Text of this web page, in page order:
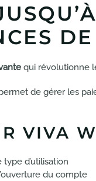
qui révolutionne
de gérer les
VIVA
type d’utilisation
du compte